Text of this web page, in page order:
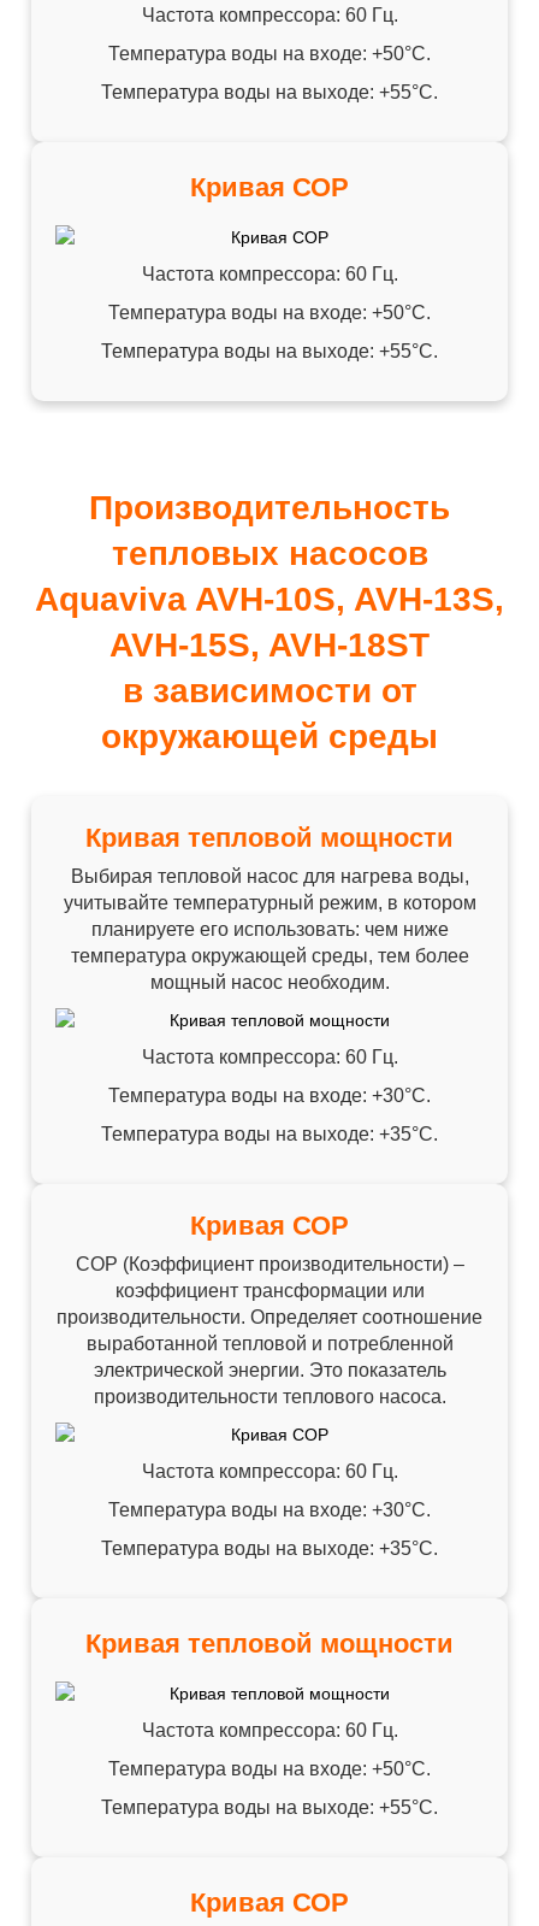
Частота компрессора: 60 Гц.
Температура воды на входе: +50°C.
Температура воды на выходе: +55°C.
Кривая СОР
Частота компрессора: 60 Гц.
Температура воды на входе: +50°C.
Температура воды на выходе: +55°C.
Производительность
тепловых насосов
Aquaviva AVH-10S, AVH-13S,
AVH-15S, AVH-18ST
в зависимости от
окружающей среды
Кривая тепловой мощности
Выбирая тепловой насос для нагрева воды,
учитывайте температурный режим, в котором
планируете его использовать: чем ниже
температура окружающей среды, тем более
мощный насос необходим.
Частота компрессора: 60 Гц.
Температура воды на входе: +30°C.
Температура воды на выходе: +35°C.
Кривая СОР
СОР (Коэффициент производительности) –
коэффициент трансформации или
производительности. Определяет соотношение
выработанной тепловой и потребленной
электрической энергии. Это показатель
производительности теплового насоса.
Частота компрессора: 60 Гц.
Температура воды на входе: +30°C.
Температура воды на выходе: +35°C.
Кривая тепловой мощности
Частота компрессора: 60 Гц.
Температура воды на входе: +50°C.
Температура воды на выходе: +55°C.
Кривая СОР